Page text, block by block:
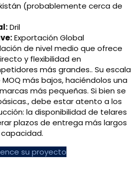
(probablemente cerca de
Dril
Exportación Global
de nivel medio que ofrece
y flexibilidad en
más grandes.. Su escala
más bajos, haciéndolos una
más pequeñas. Si bien se
debe estar atento a los
la disponibilidad de telares
plazos de entrega más largos
su proyecto